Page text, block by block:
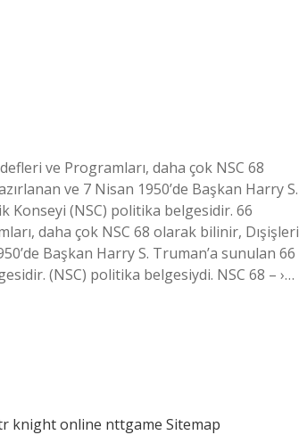
ve Programları, daha çok NSC 68
ve 7 Nisan 1950’de Başkan Harry S.
Konseyi (NSC) politika belgesidir. 66
daha çok NSC 68 olarak bilinir, Dışişleri
Başkan Harry S. Truman’a sunulan 66
(NSC) politika belgesiydi. NSC 68 – ›…
knight online nttgame Sitemap